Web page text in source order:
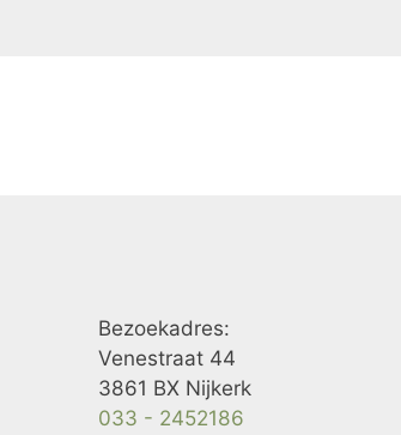
Bezoekadres:
Venestraat 44
3861 BX Nijkerk
033 - 2452186